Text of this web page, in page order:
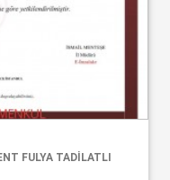
FULYA TADİLATLI